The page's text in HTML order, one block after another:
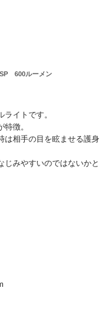
SP 600ルーメン
イトです。
徴。
は相手の目を眩ませる護身
じみやすいのではないかと